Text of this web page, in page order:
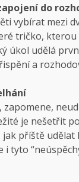
do
vybírat mezi
tričko, kterou
úkol udělá
a
zapomene,
je nešetřit
příště udělat
i tyto